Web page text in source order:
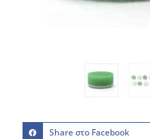
Share στο Facebook